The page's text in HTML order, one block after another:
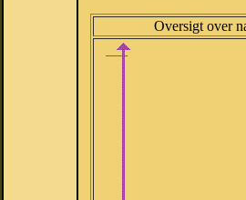
Oversigt over